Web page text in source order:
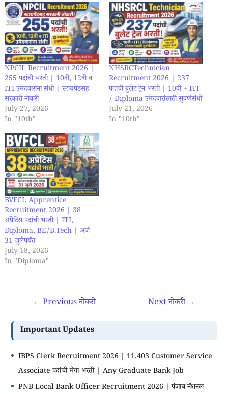
NPCIL Recruitment 2026 |
255 पदांची भरती | 10वी, 12वी व
ITI उमेदवारांना संधी | स्टायपेंडसह
सरकारी नोकरी
July 27, 2026
In "10th"
NHSRCTechnician
Recruitment 2026 | 237
पदांची बुलेट ट्रेन भरती | 10वी + ITI
/ Diploma उमेदवारांसाठी सुवर्णसंधी
July 21, 2026
In "10th"
BVFCL Apprentice
Recruitment 2026 | 38
अप्रेंटिस पदांची भरती | ITI,
Diploma, BE/B.Tech | अर्ज
31 जुलैपर्यंत
July 18, 2026
In "Diploma"
← Previous नोकरी Next नोकरी →
Important Updates
IBPS Clerk Recruitment 2026 | 11,403 Customer Service
Associate पदांची मेगा भरती | Any Graduate Bank Job
PNB Local Bank Officer Recruitment 2026 | पंजाब नॅशनल